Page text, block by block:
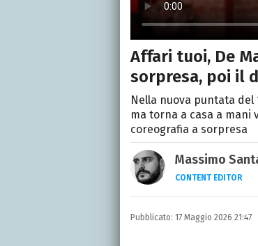
Affari tuoi, De
sorpresa, poi il
Nella nuova puntata del
ma torna a casa a mani
coreografia a sorpresa
Massimo
CONTENT EDITOR
Nato una
lavorando al
Pubblicato: 17 Maggio 2026 21:47